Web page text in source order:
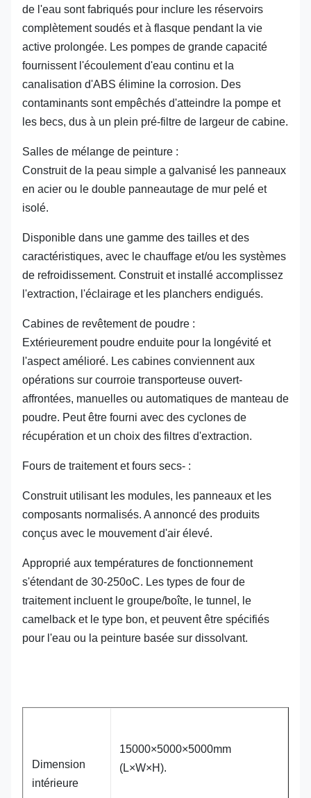
de l'eau sont fabriqués pour inclure les réservoirs
complètement soudés et à flasque pendant la vie
active prolongée. Les pompes de grande capacité
fournissent l'écoulement d'eau continu et la
canalisation d'ABS élimine la corrosion. Des
contaminants sont empêchés d'atteindre la pompe et
les becs, dus à un plein pré-filtre de largeur de cabine.
Salles de mélange de peinture :
Construit de la peau simple a galvanisé les panneaux
en acier ou le double panneautage de mur pelé et
isolé.
Disponible dans une gamme des tailles et des
caractéristiques, avec le chauffage et/ou les systèmes
de refroidissement. Construit et installé accomplissez
l'extraction, l'éclairage et les planchers endigués.
Cabines de revêtement de poudre :
Extérieurement poudre enduite pour la longévité et
l'aspect amélioré. Les cabines conviennent aux
opérations sur courroie transporteuse ouvert-
affrontées, manuelles ou automatiques de manteau de
poudre. Peut être fourni avec des cyclones de
récupération et un choix des filtres d'extraction.
Fours de traitement et fours secs- :
Construit utilisant les modules, les panneaux et les
composants normalisés. A annoncé des produits
conçus avec le mouvement d'air élevé.
Approprié aux températures de fonctionnement
s'étendant de 30-250oC. Les types de four de
traitement incluent le groupe/boîte, le tunnel, le
camelback et le type bon, et peuvent être spécifiés
pour l'eau ou la peinture basée sur dissolvant.
Dimension
intérieure
15000×5000×5000mm
(L×W×H).